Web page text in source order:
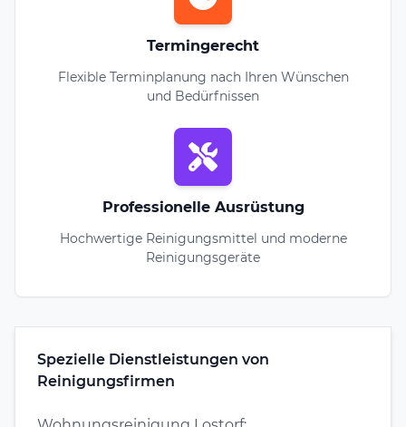
Termingerecht
Flexible Terminplanung nach Ihren Wünschen
und Bedürfnissen
Professionelle Ausrüstung
Hochwertige Reinigungsmittel und moderne
Reinigungsgeräte
Spezielle Dienstleistungen von
Reinigungsfirmen